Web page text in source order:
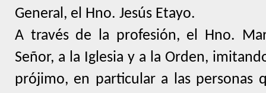
General, el Hno. Jesús Etayo.
A través de la profesión, el Hno.
Señor, a la Iglesia y a la Orden,
prójimo, en particular a las personas